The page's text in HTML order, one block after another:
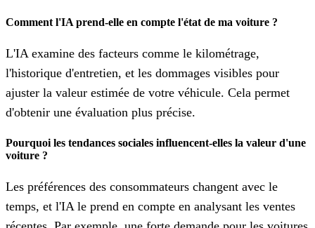
Comment l'IA prend-elle en compte l'état de ma voiture ?
L'IA examine des facteurs comme le kilométrage,
l'historique d'entretien, et les dommages visibles pour
ajuster la valeur estimée de votre véhicule. Cela permet
d'obtenir une évaluation plus précise.
Pourquoi les tendances sociales influencent-elles la valeur d'une
voiture ?
Les préférences des consommateurs changent avec le
temps, et l'IA le prend en compte en analysant les ventes